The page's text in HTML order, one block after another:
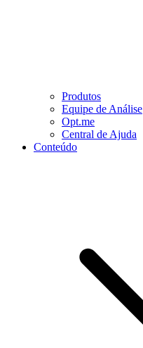
Produtos
Equipe de Análise
Opt.me
Central de Ajuda
Conteúdo